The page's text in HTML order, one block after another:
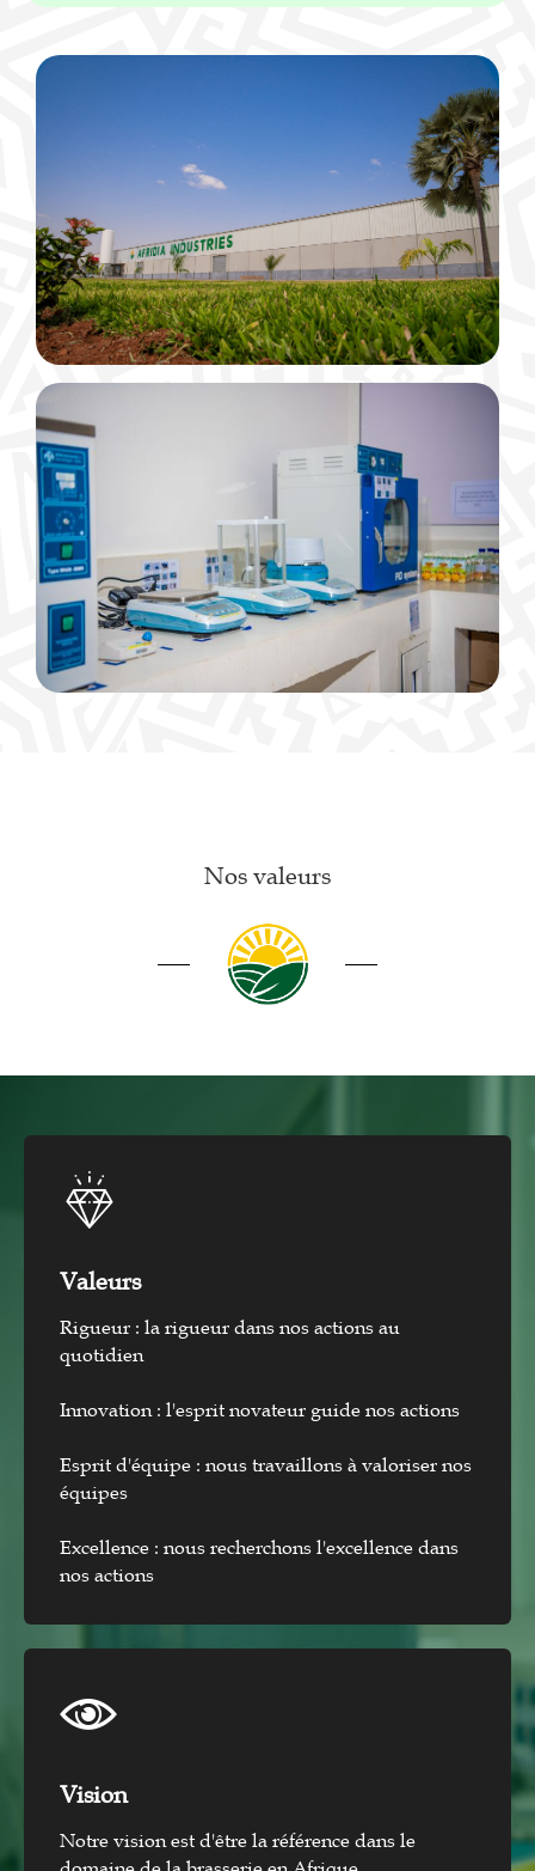
Nos valeurs
Valeurs
Rigueur : la rigueur dans nos actions au
quotidien
Innovation : l'esprit novateur guide nos actions
Esprit d'équipe : nous travaillons à valoriser nos
équipes
Excellence : nous recherchons l'excellence dans
nos actions
Vision​
Notre vision est d'être la référence dans le